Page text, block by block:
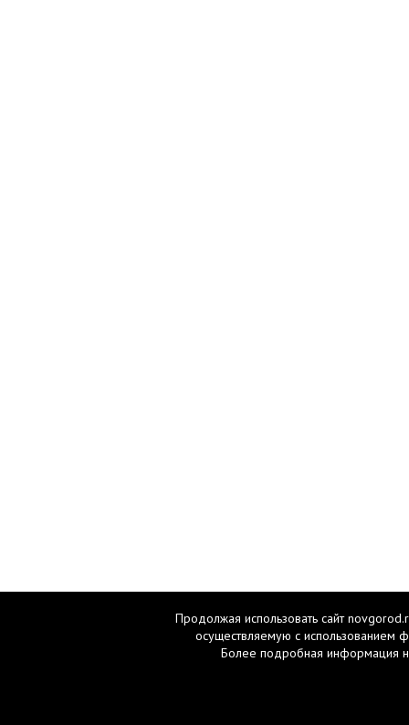
Продолжая использовать сайт
осуществляемую с использованием
Более подробная информация